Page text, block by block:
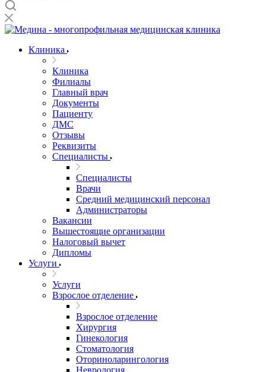
Клиника
Клиника
Филиалы
Главный врач
Документы
Пациенту
ДМС
Отзывы
Реквизиты
Специалисты
Специалисты
Врачи
Средний медицинский персонал
Администраторы
Вакансии
Вышестоящие организации
Налоговый вычет
Дипломы
Услуги
Услуги
Взрослое отделение
Взрослое отделение
Хирургия
Гинекология
Стоматология
Оториноларингология
Неврология